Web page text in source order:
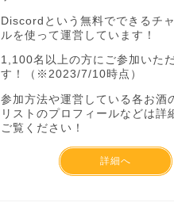
Discordという無料でできるチ
ルを使って運営しています！
1,100名以上の方にご参加いた
す！（※2023/7/10時点）
参加方法や運営している各お酒
リストのプロフィールなどは詳
ご覧ください！
詳細へ